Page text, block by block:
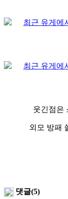
웃긴점은
외모 방패
댓글(5)